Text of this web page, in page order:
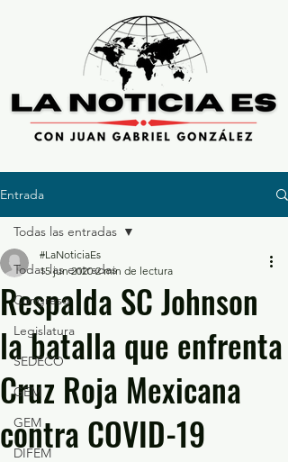
Entrada
Todas las entradas
Congreso
Legislatura
SEDECO
GEM
GEM
DIFEM
Todas las entradas
Respalda SC Johnson
la batalla que enfrenta
Cruz Roja Mexicana
contra COVID-19
#LaNoticiaEs
15 jun 2020 2 min de lectura